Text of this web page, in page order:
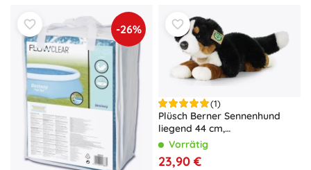
-26%
(1)
Plüsch Berner Sennenhund
liegend 44 cm,
umweltfreundlich
Vorrätig
23,90 €